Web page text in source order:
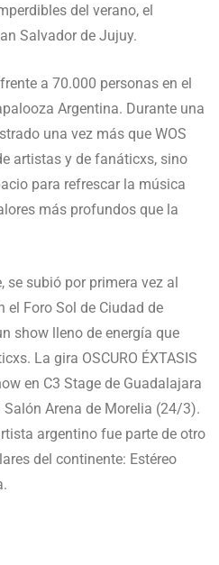
del verano, el
Salvador de Jujuy.
a 70.000 personas en el
Argentina. Durante una
una vez más que WOS
artistas y de fanáticxs, sino
para refrescar la música
más profundos que la
se subió por primera vez al
el Foro Sol de Ciudad de
show lleno de energía que
La gira OSCURO ÉXTASIS
en C3 Stage de Guadalajara
Arena de Morelia (24/3).
argentino fue parte de otro
del continente: Estéreo